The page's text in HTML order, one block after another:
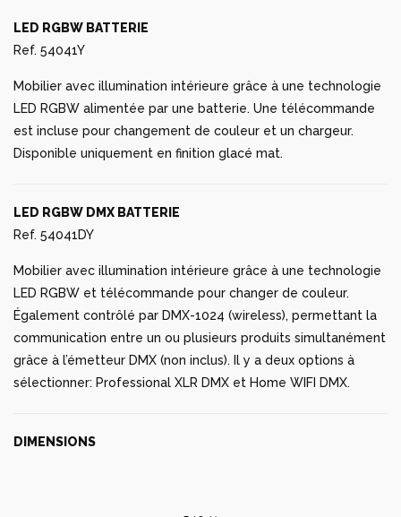
LED RGBW BATTERIE
Ref. 54041Y
Mobilier avec illumination intérieure grâce à une technologie
LED RGBW alimentée par une batterie. Une télécommande
est incluse pour changement de couleur et un chargeur.
Disponible uniquement en finition glacé mat.
LED RGBW DMX BATTERIE
Ref. 54041DY
Mobilier avec illumination intérieure grâce à une technologie
LED RGBW et télécommande pour changer de couleur.
Également contrôlé par DMX-1024 (wireless), permettant la
communication entre un ou plusieurs produits simultanément
grâce à l’émetteur DMX (non inclus). Il y a deux options à
sélectionner: Professional XLR DMX et Home WIFI DMX.
DIMENSIONS